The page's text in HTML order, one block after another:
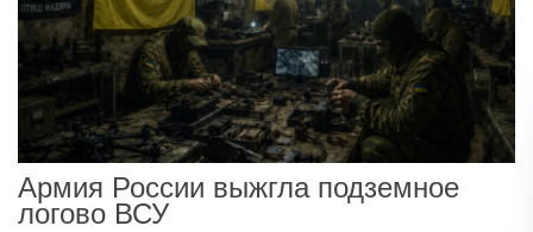
Армия России выжгла подземное
логово ВСУ